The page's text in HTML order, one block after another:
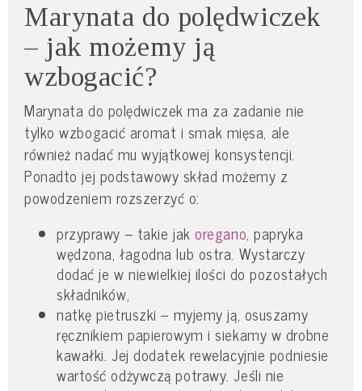
Marynata do polędwiczek
– jak możemy ją
wzbogacić?
Marynata do polędwiczek ma za zadanie nie
tylko wzbogacić aromat i smak mięsa, ale
również nadać mu wyjątkowej konsystencji.
Ponadto jej podstawowy skład możemy z
powodzeniem rozszerzyć o:
przyprawy – takie jakoregano, papryka
wędzona, łagodna lub ostra. Wystarczy
dodać je w niewielkiej ilości do pozostałych
składników,
natkę pietruszki – myjemy ją, osuszamy
ręcznikiem papierowym i siekamy w drobne
kawałki. Jej dodatek rewelacyjnie podniesie
wartość odżywczą potrawy. Jeśli nie